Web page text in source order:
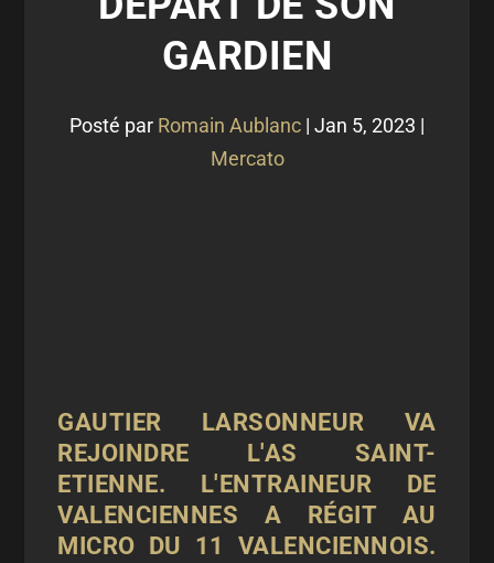
GARDIEN
Posté par Romain Aublanc | Jan 5, 2023 |
Mercato
GAUTIER LARSONNEUR VA
REJOINDRE L'AS SAINT-
ETIENNE. L'ENTRAINEUR DE
VALENCIENNES A RÉGIT AU
MICRO DU 11 VALENCIENNOIS.